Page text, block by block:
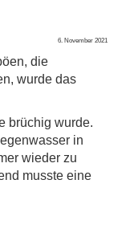
6. November 2021
die
wurde das
brüchig wurde.
in
wieder zu
musste eine